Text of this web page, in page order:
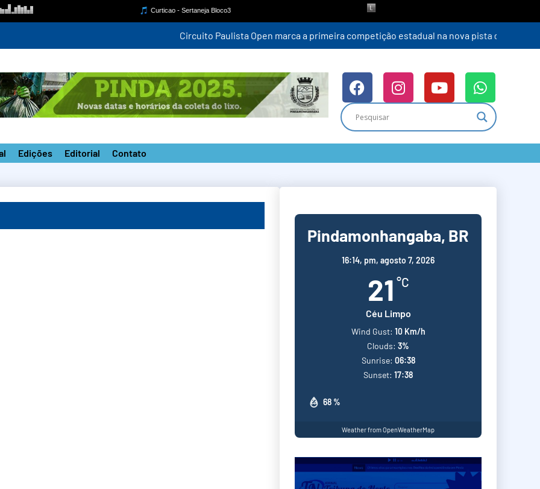
estadual na nova pista do ‘João do Pulo’
Edições Editorial Contato
Pindamonhangaba, BR
16:14, pm, agosto 7, 2026
21 °C
Céu Limpo
68 %
Wind Gust: 10 Km/h
Clouds: 3%
Sunrise: 06:38
Sunset: 17:38
Weather from OpenWeatherMap